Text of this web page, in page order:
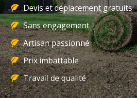
Devis et déplacement gratuits
Sans engagement
Artisan passionné
Prix imbattable
Travail de qualité